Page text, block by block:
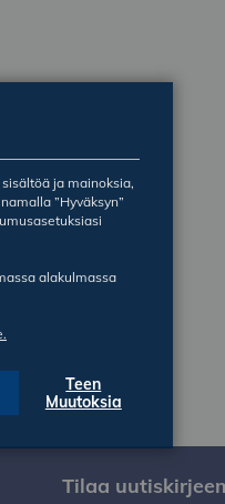
Tilaa
ja mainoksia,
”Hyväksyn”
alakulmassa
Teen
Muutoksia